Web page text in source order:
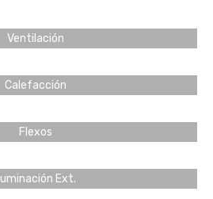
Ventilación
Calefacción
Flexos
Iluminación Ext.